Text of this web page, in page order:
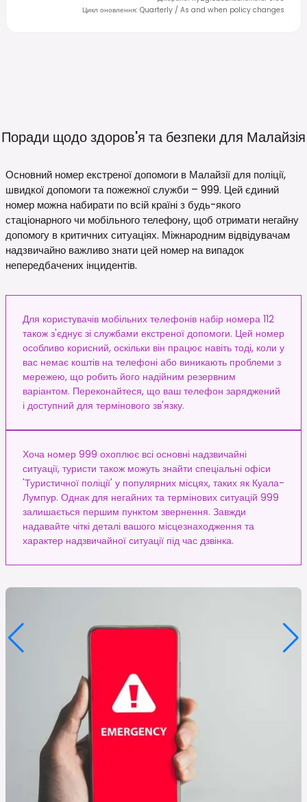
Цикл оновлення: Quarterly / As and when policy changes
Поради щодо здоров'я та безпеки для Малайзія
Основний номер екстреної допомоги в Малайзії для поліції,
швидкої допомоги та пожежної служби – 999. Цей єдиний
номер можна набирати по всій країні з будь-якого
стаціонарного чи мобільного телефону, щоб отримати негайну
допомогу в критичних ситуаціях. Міжнародним відвідувачам
надзвичайно важливо знати цей номер на випадок
непередбачених інцидентів.
Для користувачів мобільних телефонів набір номера 112
також з'єднує зі службами екстреної допомоги. Цей номер
особливо корисний, оскільки він працює навіть тоді, коли у
вас немає коштів на телефоні або виникають проблеми з
мережею, що робить його надійним резервним
варіантом. Переконайтеся, що ваш телефон заряджений
і доступний для термінового зв'язку.
Хоча номер 999 охоплює всі основні надзвичайні
ситуації, туристи також можуть знайти спеціальні офіси
'Туристичної поліції' у популярних місцях, таких як Куала-
Лумпур. Однак для негайних та термінових ситуацій 999
залишається першим пунктом звернення. Завжди
надавайте чіткі деталі вашого місцезнаходження та
характер надзвичайної ситуації під час дзвінка.